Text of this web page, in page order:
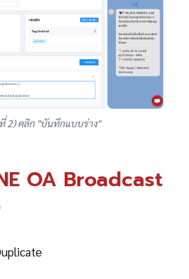
2) คลิก "บันทึกแบบร่าง"
OA Broadcast